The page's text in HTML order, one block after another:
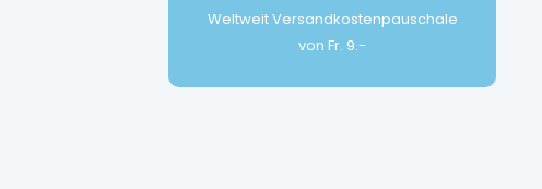
Weltweit Versandkostenpauschale
von Fr. 9.-